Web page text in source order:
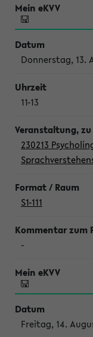
Donnerstag, 13.
11-13
230213
S1-111
-
Freitag, 14.